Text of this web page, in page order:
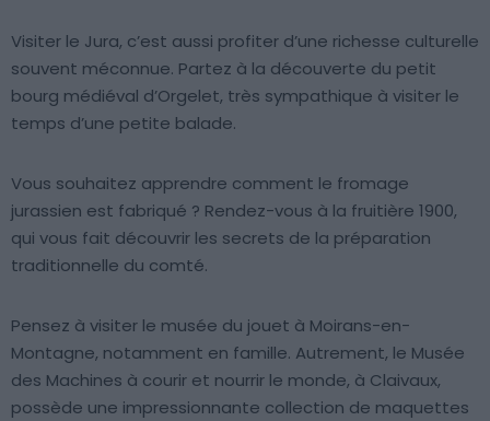
Visiter le Jura, c’est aussi profiter d’une richesse culturelle
souvent méconnue. Partez à la découverte du petit
bourg médiéval d’Orgelet, très sympathique à visiter le
temps d’une petite balade.
Vous souhaitez apprendre comment le fromage
jurassien est fabriqué ? Rendez-vous à la fruitière 1900,
qui vous fait découvrir les secrets de la préparation
traditionnelle du comté.
Pensez à visiter le musée du jouet à Moirans-en-
Montagne, notamment en famille. Autrement, le Musée
des Machines à courir et nourrir le monde, à Claivaux,
possède une impressionnante collection de maquettes